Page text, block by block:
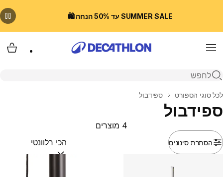
SUMMER SALE עד 50% הנחה 🛍️
Menu
פתיחת חיפוש
בית
לכל סוגי הספורט ספידבול
ספידבול
הסתרת סינונים
4 מוצרים
מיין לפי:(optional)